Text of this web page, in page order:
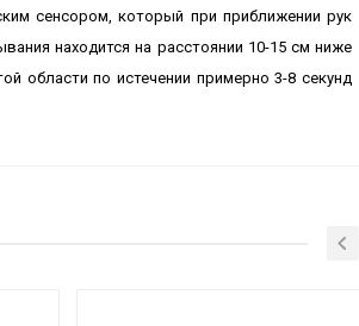
сенсором, который при приближении рук
находится на расстоянии 10-15 см ниже
области по истечении примерно 3-8 секунд